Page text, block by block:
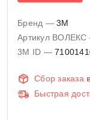
Бренд — 3M
Артикул
3M ID —
Сбор заказа
Быстрая